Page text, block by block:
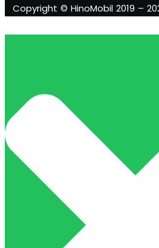
Copyright © HinoMobil 2019 –